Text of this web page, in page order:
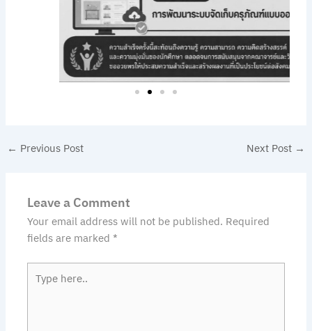
← Previous Post Next Post →
Leave a Comment
Your email address will not be published. Required
fields are marked*
here..